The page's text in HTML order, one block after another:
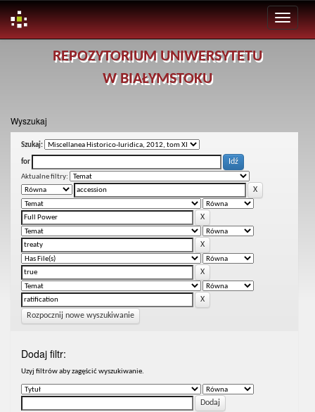
REPOZYTORIUM UNIWERSYTETU
W BIAŁYMSTOKU
Wyszukaj
Szukaj:
for
Aktualne filtry:
Rozpocznij nowe wyszukiwanie
Dodaj filtr:
Uzyj filtrów aby zagęścić wyszukiwanie.